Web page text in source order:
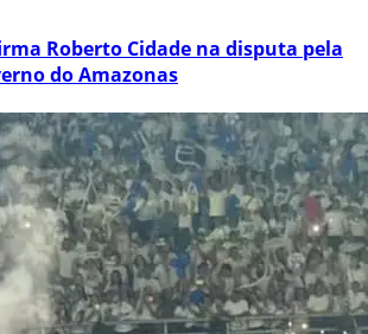
Roberto Cidade na disputa pela
do Amazonas